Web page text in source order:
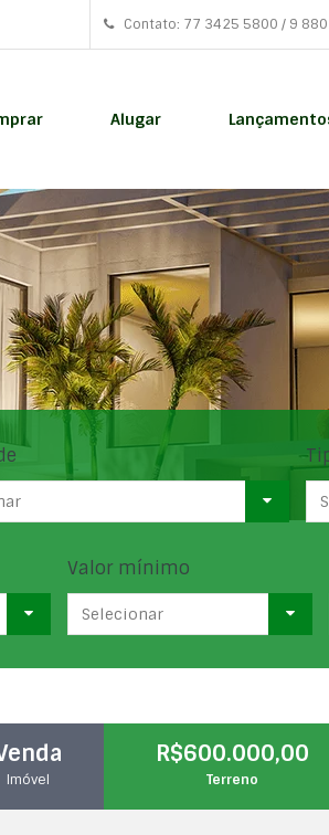
Contato: 77 3425 5800 / 9
Alugar
Valor mínimo
Selecionar
Imóvel
R$600.000,00
Terreno